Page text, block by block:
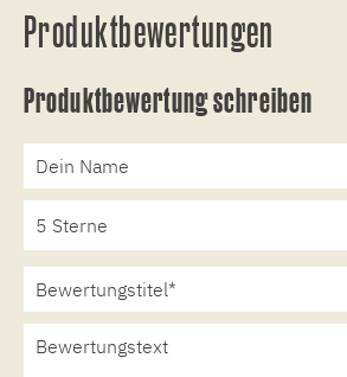
Produktbewertungen
Produktbewertung schreiben